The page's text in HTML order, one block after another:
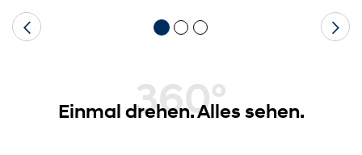
360°
Einmal drehen. Alles sehen.